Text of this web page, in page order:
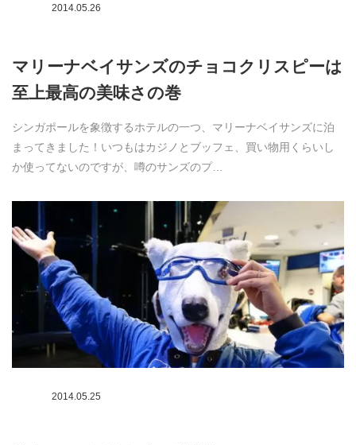
2014.05.26
マリーナベイサンズのチョコクリスピーは
至上最高の美味さの巻
シンガポールを象徴するホテルの一つ、マリーナベイサンズに泊
まってきました！いつもはカジノとブッフェ、買い物用くらいし
か使ってないのですが、噂のサンズのプ…
2014.05.25